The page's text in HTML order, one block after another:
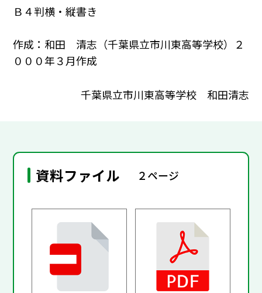
Ｂ４判横・縦書き
作成：和田 清志（千葉県立市川東高等学校）２
０００年３月作成
千葉県立市川東高等学校 和田清志
資料ファイル ２ページ